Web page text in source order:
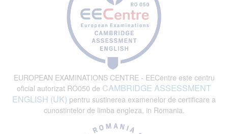
EUROPEAN EXAMINATIONS CENTRE - EECentre este centru
oficial autorizat RO050 de CAMBRIDGE ASSESSMENT
ENGLISH (UK) pentru sustinerea examenelor de certificare a
cunostintelor de limba engleza, in Romania.